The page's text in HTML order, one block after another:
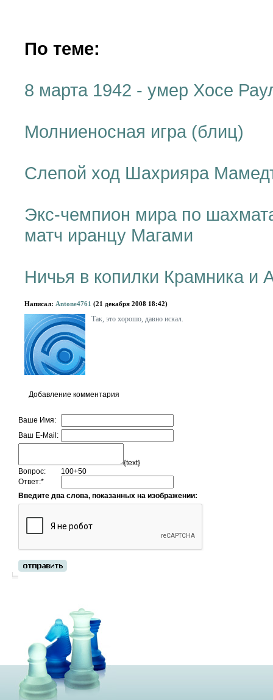
По теме:
8 марта 1942 - умер Хосе
Молниеносная игра (блиц)
Слепой ход Шахрияра
Экс-чемпион мира по
матч иранцу Магами
Hичья в копилки Крамника и
Написал: Antone4761 (21 декабря 2008 18:42)
Так, это хорошо, давно искал.
Добавление комментария
Ваше Имя:
Ваш E-Mail:
{text}
Вопрос:
100+50
Ответ:*
Введите два слова, показанных на изображении: